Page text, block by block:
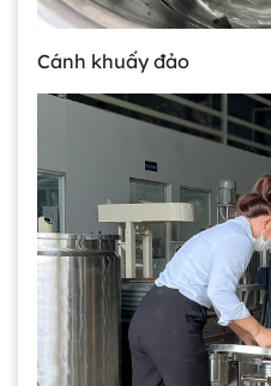
Cánh khuấy đảo